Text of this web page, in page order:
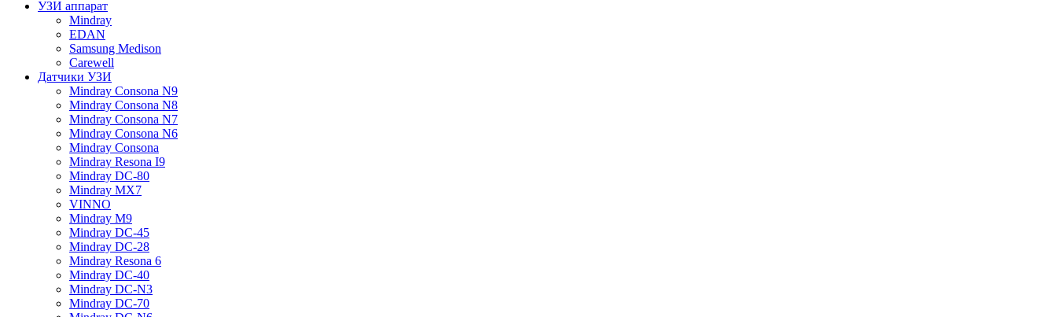
УЗИ аппарат
Mindray
EDAN
Samsung Medison
Carewell
Датчики УЗИ
Mindray Consona N9
Mindray Consona N8
Mindray Consona N7
Mindray Consona N6
Mindray Consona
Mindray Resona I9
Mindray DC-80
Mindray MX7
VINNO
Mindray M9
Mindray DC-45
Mindray DC-28
Mindray Resona 6
Mindray DC-40
Mindray DC-N3
Mindray DC-70